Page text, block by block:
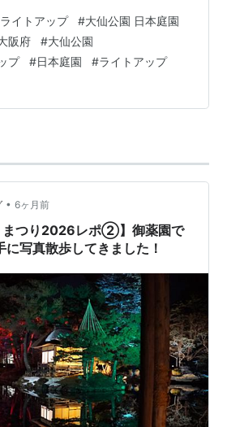
間とは違う幻想的な雰囲気に包ま
々がライトに照らされ、静かな夜
。 撮影日：2025年11月22日 場
（大阪府堺市） 夜の日本庭園の魅
。
イトアップ #大仙公園 日本庭園
阪府 #大仙公園
プ #日本庭園 #ライトアップ
• 6ヶ月前
まつり2026レポ②】御薬園で
写真散歩してきました！